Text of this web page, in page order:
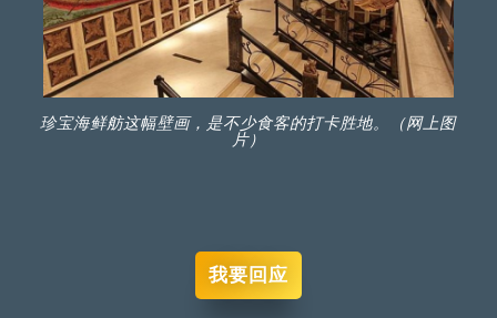
珍宝海鲜舫这幅壁画，是不少食客的打卡胜地。（网上图
片）
我要回应